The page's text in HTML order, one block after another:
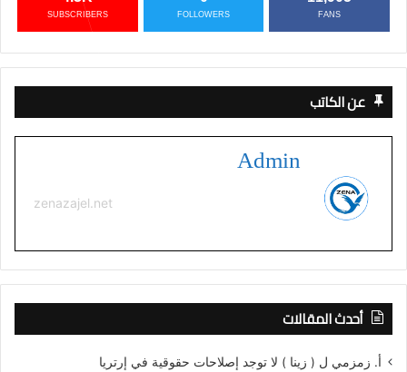
FANS
FOLLOWERS
SUBSCRIBERS
عن الكاتب
Admin
zenazajel.net
أحدث المقالات
أ. زمزمي ل ( زينا ) لا توجد إصلاحات حقوقية في إرتريا